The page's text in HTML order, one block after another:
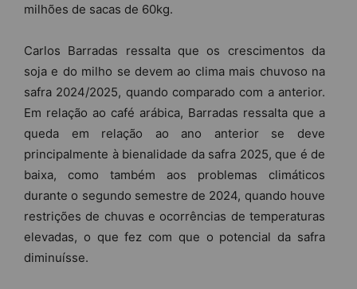
milhões de sacas de 60kg.
Carlos Barradas ressalta que os crescimentos da
soja e do milho se devem ao clima mais chuvoso na
safra 2024/2025, quando comparado com a anterior.
Em relação ao café arábica, Barradas ressalta que a
queda em relação ao ano anterior se deve
principalmente à bienalidade da safra 2025, que é de
baixa, como também aos problemas climáticos
durante o segundo semestre de 2024, quando houve
restrições de chuvas e ocorrências de temperaturas
elevadas, o que fez com que o potencial da safra
diminuísse.